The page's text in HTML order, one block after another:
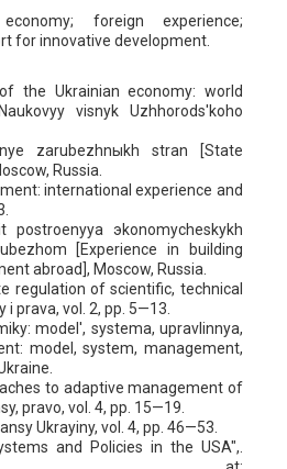
foreign experience;
for innovative development.
the Ukrainian economy: world
visnyk Uzhhorods'koho
zarubezhnыkh stran [State
Russia.
international experience and
postroenyya эkonomycheskykh
[Experience in building
abroad], Moscow, Russia.
regulation of scientific, technical
prava, vol. 2, pp. 5—13.
model', systema, upravlinnya,
model, system, management,
to adaptive management of
pravo, vol. 4, pp. 15—19.
Ukrayiny, vol. 4, pp. 46—53.
and Policies in the USA",.